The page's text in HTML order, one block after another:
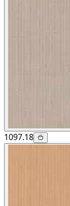
1097.18